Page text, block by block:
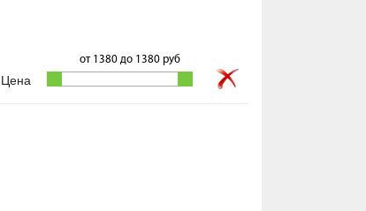
от 1380до 1380 руб